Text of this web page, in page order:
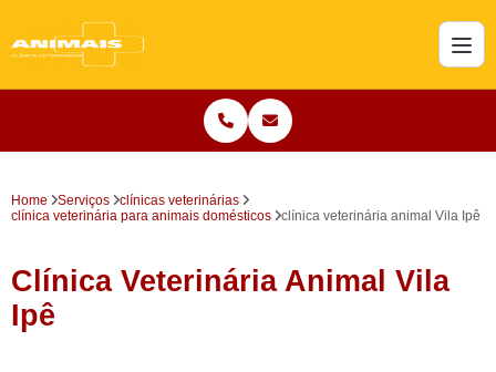
Home Serviços
clínicas veterinárias
clínica veterinária para animais domésticos
clínica veterinária animal Vila Ipê
Clínica Veterinária Animal Vila
Ipê